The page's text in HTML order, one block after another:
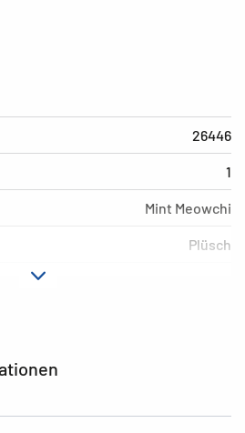
26446
1
Mint Meowchi
Plüsch